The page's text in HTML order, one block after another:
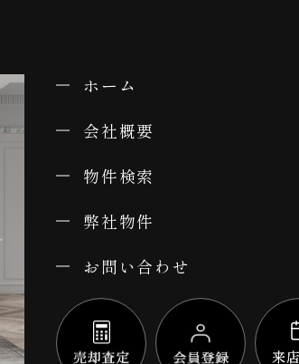
ホーム
会社概要
物件検索
弊社物件
お問い合わせ